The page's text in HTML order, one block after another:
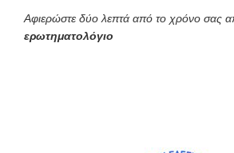
Αφιερώστε δύο λεπτά από το χρόνο σας
ερωτηματολόγιο